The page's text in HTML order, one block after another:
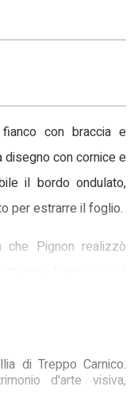
con braccia e
disegno con cornice e
il bordo ondulato,
per estrarre il foglio.
Pignon realizzò
cinquanta non
una stessa modella
dipinti dell'artista. In
in grande formato,
di Treppo Carnico.
d'arte visiva,